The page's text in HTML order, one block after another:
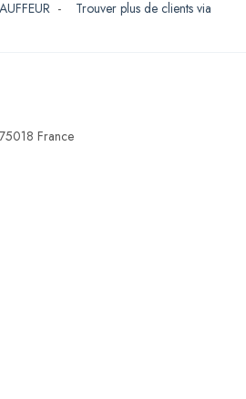
- Trouver plus de clients via
France